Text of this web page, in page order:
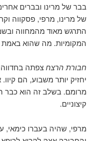
בבר של מרינו ובברים
של מרינו, מרפי, פסקווה
התרגש מאוד מהמחווה
המקומיות. מה שהוא באמת
חבורת הרצחצפתה בחדווה
יחזיק יותר משבוע, הם
מרומם. בשלב זה הוא כבר
קיצוניים.
מרפי, שהיה בעברו כימאי,